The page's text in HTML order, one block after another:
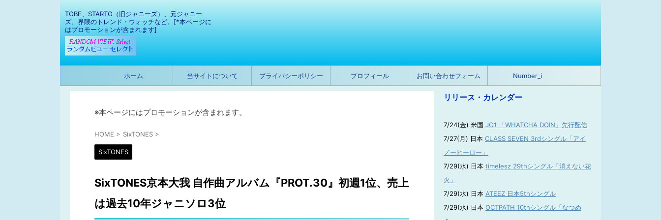
TOBE、STARTO（旧ジャニーズ）、元ジャニー
ズ、界隈のトレンド・ウォッチなど。[*本ページに
はプロモーションが含まれます]
ホーム 当サイトについて プライバシーポリシー プロフィール お問い合わせフォーム Number_i
※本ページにはプロモーションが含まれます。
HOME > SixTONES >
SixTONES
SixTONES京本大我 自作曲アルバム『PROT.30』初週1位、売上
は過去10年ジャニソロ3位
リリース・カレンダー
7/24(金) 米国 JO1 「WHATCHA DOIN」先行配信
7/27(月) 日本 CLASS SEVEN 3rdシングル「アイ
ノーヒーロー」
7/29(水) 日本 timelesz 29thシングル「消えない花
火」
7/29(水) 日本 ATEEZ 日本5thシングル
7/29(水) 日本 OCTPATH 10thシングル「なつめ